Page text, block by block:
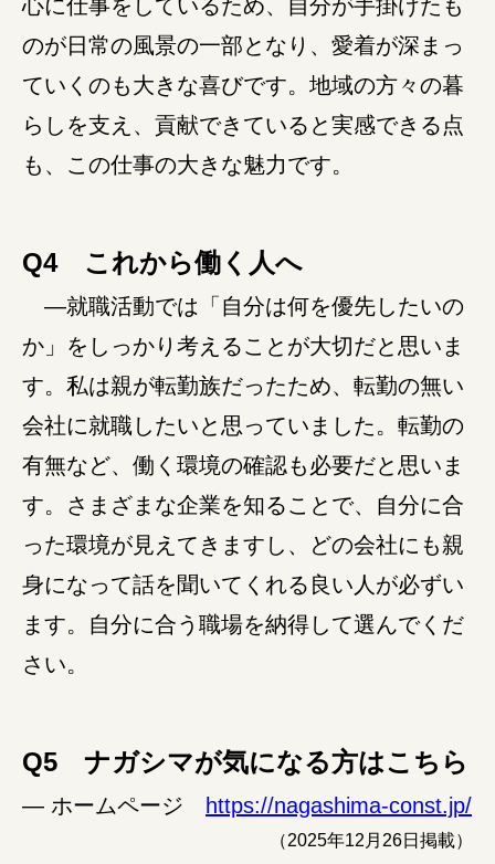
心に仕事をしているため、自分が手掛けたも
のが日常の風景の一部となり、愛着が深まっ
ていくのも大きな喜びです。地域の方々の暮
らしを支え、貢献できていると実感できる点
も、この仕事の大きな魅力です。
Q4 これから働く人へ
―就職活動では「自分は何を優先したいの
か」をしっかり考えることが大切だと思いま
す。私は親が転勤族だったため、転勤の無い
会社に就職したいと思っていました。転勤の
有無など、働く環境の確認も必要だと思いま
す。さまざまな企業を知ることで、自分に合
った環境が見えてきますし、どの会社にも親
身になって話を聞いてくれる良い人が必ずい
ます。自分に合う職場を納得して選んでくだ
さい。
Q5 ナガシマが気になる方はこちら
― ホームページ https://nagashima-const.jp/
（2025年12月26日掲載）